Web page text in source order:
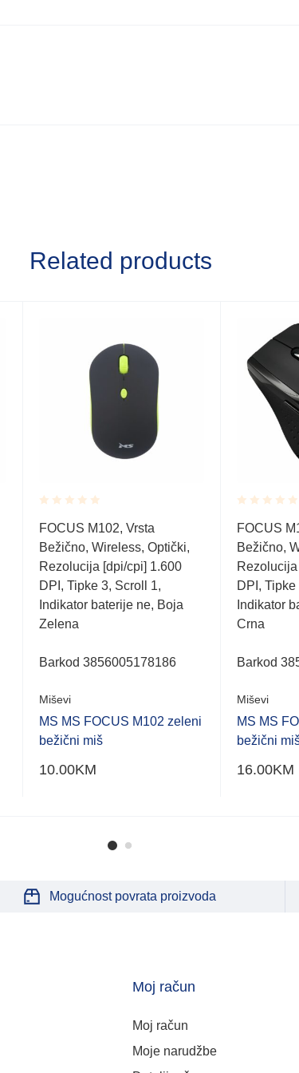
Related products
Rated
0.001
out
of
5
FOCUS M102, Vrsta
Bežično, Wireless, Optički,
Rezolucija [dpi/cpi] 1.600
DPI, Tipke 3, Scroll 1,
Indikator baterije ne, Boja
Zelena
Barkod 3856005178186
Miševi
MS MS FOCUS M102 zeleni
bežični miš
10.00KM
Rated
0.001
out
of
5
FOCUS
Bežično,
DPI,
Indikator
Crna
Barkod
Miševi
MS MS
bežični
16.00KM
Mogućnost povrata proizvoda
Moj račun
Moj račun
Moje narudžbe